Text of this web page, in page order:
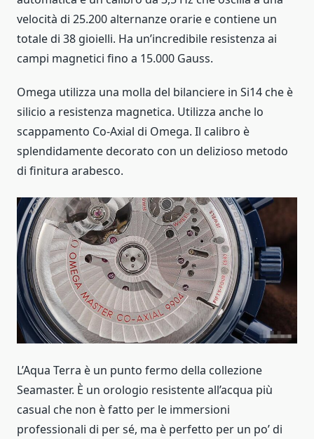
velocità di 25.200 alternanze orarie e contiene un
totale di 38 gioielli. Ha un’incredibile resistenza ai
campi magnetici fino a 15.000 Gauss.
Omega utilizza una molla del bilanciere in Si14 che è
silicio a resistenza magnetica. Utilizza anche lo
scappamento Co-Axial di Omega. Il calibro è
splendidamente decorato con un delizioso metodo
di finitura arabesco.
L’Aqua Terra è un punto fermo della collezione
Seamaster. È un orologio resistente all’acqua più
casual che non è fatto per le immersioni
professionali di per sé, ma è perfetto per un po’ di